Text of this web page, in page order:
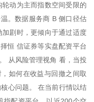
动为主而指数空间受限的
。数据服务商 B 侧口径估
剧时，更倾向于通过适度
恒 信证券等实盘配资平台
从风险管理视角 看，当投
如何在收益与回撤之间取
心问题。 在当前行情以结